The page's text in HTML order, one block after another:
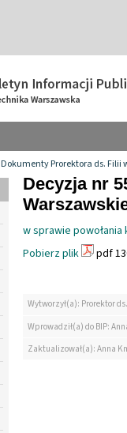
Dokumenty Prorektora ds. Filii
Decyzja nr
w sprawie
Pobierz plik
pdf
Wytworzył(a): Prorektor
Wprowadził(a) do BIP:
Zaktualizował(a): Anna